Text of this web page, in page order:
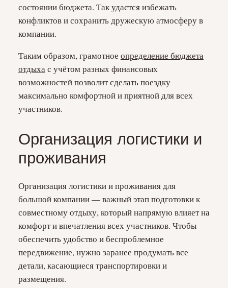
состоянии бюджета. Так удастся избежать
конфликтов и сохранить дружескую атмосферу в
компании.
Таким образом, грамотное определение бюджета
отдыха с учётом разных финансовых
возможностей позволит сделать поездку
максимально комфортной и приятной для всех
участников.
Организация логистики и
проживания
Организация логистики и проживания для
большой компании — важный этап подготовки к
совместному отдыху, который напрямую влияет на
комфорт и впечатления всех участников. Чтобы
обеспечить удобство и беспроблемное
передвижение, нужно заранее продумать все
детали, касающиеся транспортировки и
размещения.